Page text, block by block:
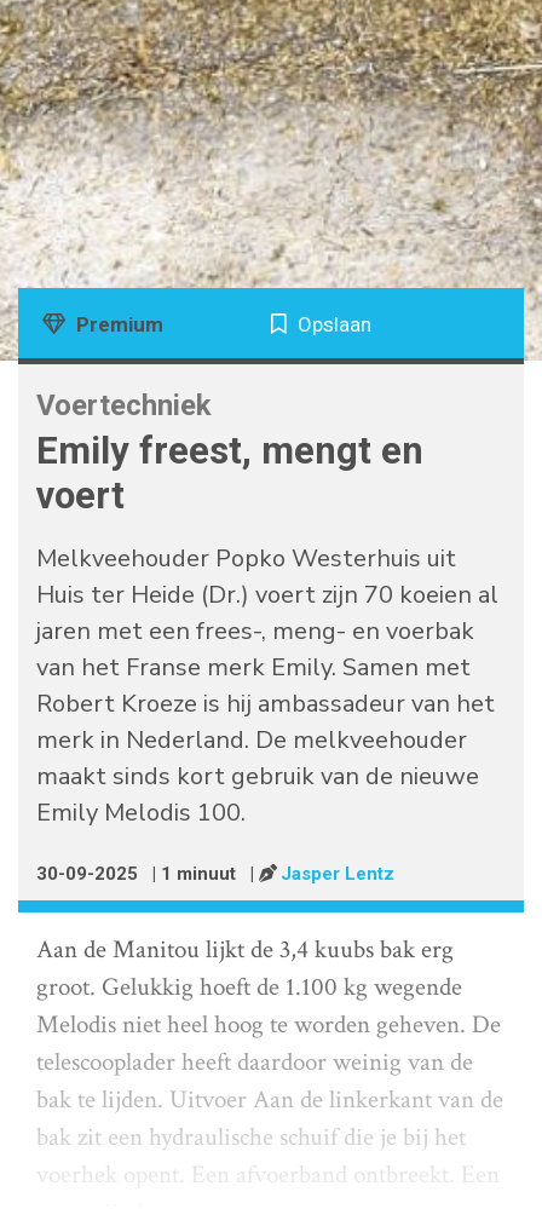
Premium Opslaan
Voertechniek
Emily freest, mengt en
voert
Melkveehouder Popko Westerhuis uit
Huis ter Heide (Dr.) voert zijn 70 koeien al
jaren met een frees-, meng- en voerbak
van het Franse merk Emily. Samen met
Robert Kroeze is hij ambassadeur van het
merk in Nederland. De melkveehouder
maakt sinds kort gebruik van de nieuwe
Emily Melodis 100.
30-09-2025 | 1 minuut | Jasper Lentz
Aan de Manitou lijkt de 3,4 kuubs bak erg
groot. Gelukkig hoeft de 1.100 kg wegende
Melodis niet heel hoog te worden geheven. De
telescooplader heeft daardoor weinig van de
bak te lijden. Uitvoer Aan de linkerkant van de
bak zit een hydraulische schuif die je bij het
voerhek opent. Een afvoerband ontbreekt. Een